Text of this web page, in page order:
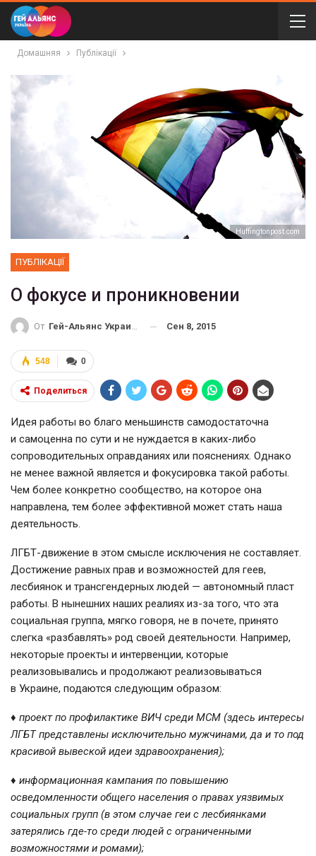
Домашняя Публікації
Huffingtonpost.com
ПУБЛІКАЦІЇ
О фокусе и проникновении
От Гей-Альянс Украина Сен 8, 2015
0
548
Поделиться
Идея работы во благо меньшинств самодостаточна
и самоценна по сути и не нуждается в каких-либо
сопроводительных оправданиях или пояснениях. Однако
не менее важной является и фокусировка такой работы.
Чем более конкретно сообщество, на которое она
направлена, тем более эффективной может стать наша
деятельность.
ЛГБТ-движение в этом смысле исключения не составляет.
Достижение равных прав и возможностей для геев,
лесбиянок и трансгендерных людей — автономный пласт
работы. В нынешних наших реалиях из-за того, что эта
социальная группа, мягко говоря, не в почете, принято
слегка «разбавлять» род своей деятельности. Например,
некоторые проекты и интервенции, которые
реализовывались и продолжают реализовываться
в Украине, подаются следующим образом:
♦ проект по профилактике ВИЧ среди МСМ (здесь интересы
ЛГБТ представлены исключительно мужчинами, да и то под
красивой вывеской идеи здравоохранения);
♦ информационная кампания по повышению
осведомленности общего населения о правах уязвимых
социальных групп (в этом случае геи с лесбиянками
затерялись где-то среди людей с ограниченными
возможностями и ромами);